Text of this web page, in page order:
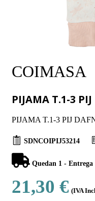
COIMASA
PIJAMA T.1-3
PIJAMA T.1-3 PIJ
SDNCOIPIJ53214
Quedan 1 - Entrega
21,30 € (IVA